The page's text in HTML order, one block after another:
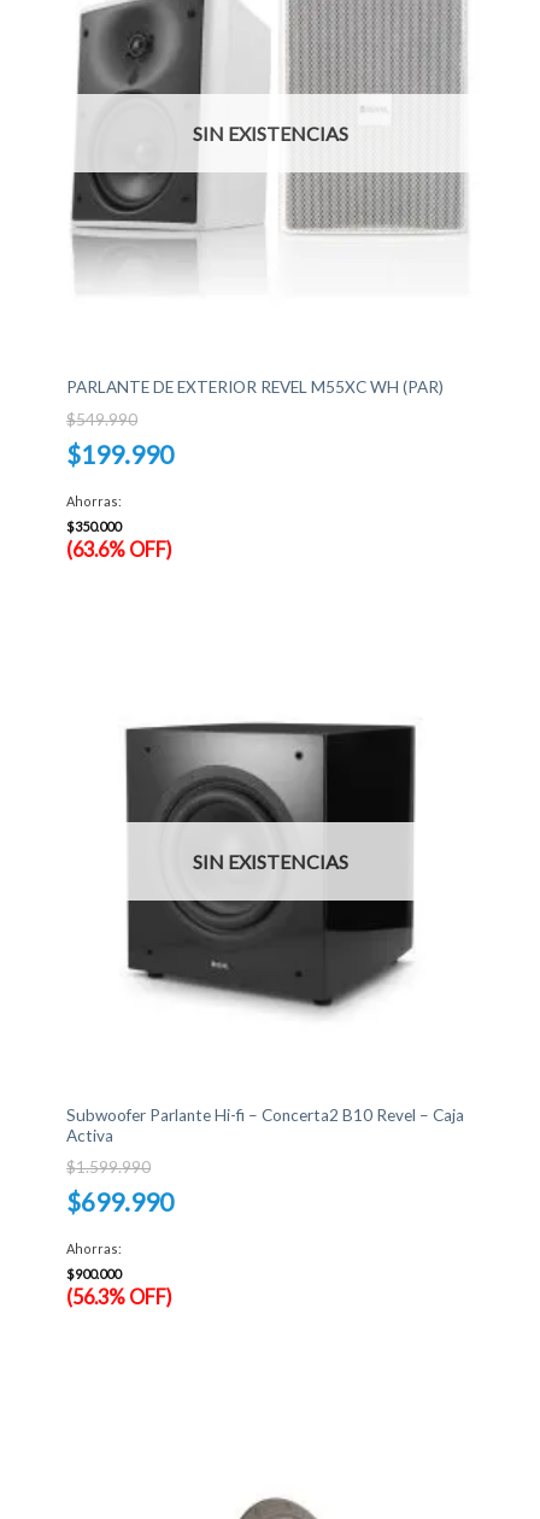
SIN EXISTENCIAS
PARLANTE DE EXTERIOR REVEL M55XC WH (PAR)
$549.990
El
precio
original
$549.990.
$199.990
precio
actual
es:
$199.990.
Ahorras:
$350.000
(63.6% OFF)
SIN EXISTENCIAS
Subwoofer Parlante Hi-fi – Concerta2 B10 Revel – Caja
Activa
$1.599.990
El
precio
original
$1.599.990.
$699.990
precio
actual
es:
$699.990.
Ahorras:
$900.000
(56.3% OFF)